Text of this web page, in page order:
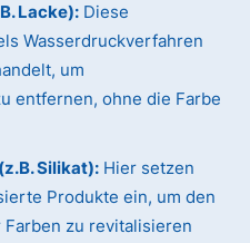
Lacke): Diese
Wasserdruckverfahren
um
entfernen, ohne die Farbe
Silikat): Hier setzen
Produkte ein, um den
zu revitalisieren